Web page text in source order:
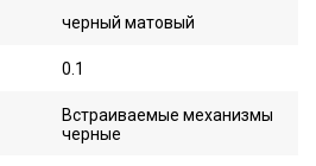
черный матовый
0.1
Встраиваемые механизмы
черные